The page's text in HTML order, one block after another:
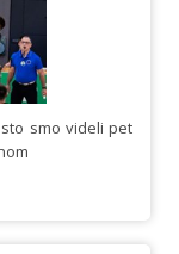
smo videli pet